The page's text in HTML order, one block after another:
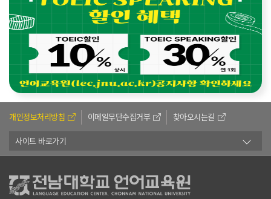
개인정보처리방침 이메일무단수집거부 찾아오시는길
사이트 바로가기